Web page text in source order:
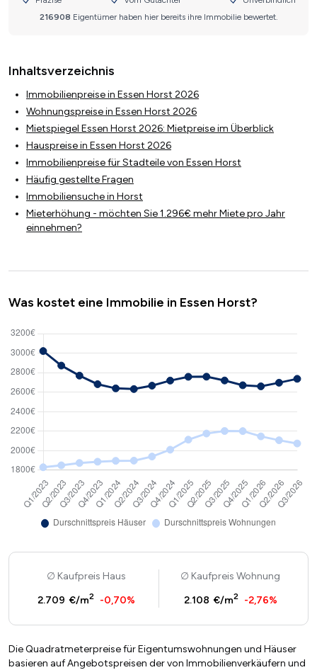
Inhaltsverzeichnis
Immobilienpreise in Essen Horst 2026
Wohnungspreise in Essen Horst 2026
Mietspiegel Essen Horst 2026: Mietpreise im Überblick
Hauspreise in Essen Horst 2026
Immobilienpreise für Stadteile von Essen Horst
Häufig gestellte Fragen
Immobiliensuche in Horst
Mieterhöhung - möchten Sie 1.296€ mehr Miete pro Jahr
einnehmen?
Was kostet eine Immobilie in Essen Horst?
Kaufpreis Haus
2.709 €/m2 -0,70%
Kaufpreis Wohnung
2.108 €/m2 -2,76%
Die Quadratmeterpreise für Eigentumswohnungen und Häuser
basieren auf Angebotspreisen der von Immobilienverkäufern und